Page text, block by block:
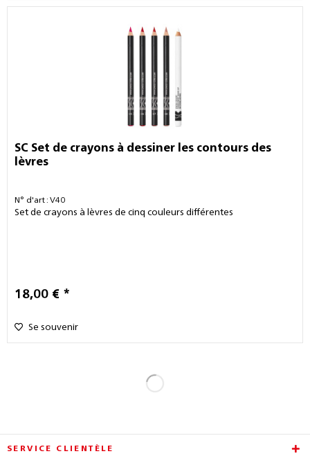
SC Set de crayons à dessiner les contours des
lèvres
N° d'art : V40
Set de crayons à lèvres de cinq couleurs différentes
18,00 € *
Se souvenir
SERVICE CLIENTÈLE